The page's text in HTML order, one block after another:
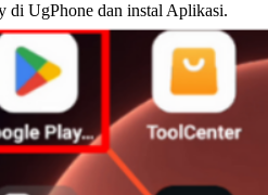
di UgPhone dan instal Aplikasi.